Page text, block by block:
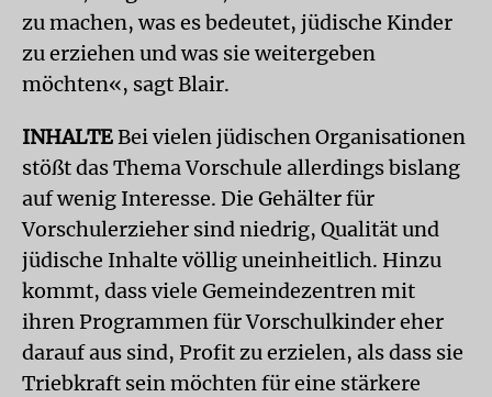
zu machen, was es bedeutet, jüdische Kinder
zu erziehen und was sie weitergeben
möchten«, sagt Blair.
INHALTEBei vielen jüdischen Organisationen
stößt das Thema Vorschule allerdings bislang
auf wenig Interesse. Die Gehälter für
Vorschulerzieher sind niedrig, Qualität und
jüdische Inhalte völlig uneinheitlich. Hinzu
kommt, dass viele Gemeindezentren mit
ihren Programmen für Vorschulkinder eher
darauf aus sind, Profit zu erzielen, als dass sie
Triebkraft sein möchten für eine stärkere